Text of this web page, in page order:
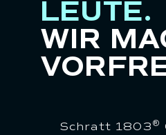
LEUTE.
WIR
Schratt 1803 ®